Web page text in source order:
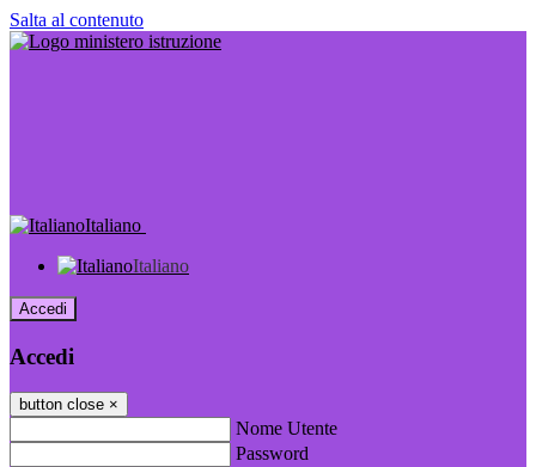
Salta al contenuto
Italiano
Italiano
Accedi
Accedi
button close ×
Nome Utente
Password